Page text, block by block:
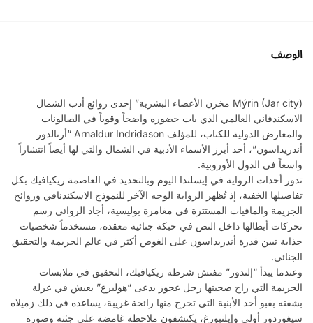
الوصف
Mýrin (Jar city) مخزن الأعضاء البشرية” إحدى روائع أدب الشمال
الاسكندفاني العالمي الذي بات حضوره واضحاً وقوياً في الصالونات
والمعارض الدولية للكتاب، للمؤلف Arnaldur Indridason “أرنالدور
أندريداسون”، أحد أبرز الأسماء الأدبية في الشمال والتي لها أيضاً انتشاراً
واسعاً في الدول الأوروبية.
تدور أحداث الرواية في إيسلندا اليوم وبالتحديد في العاصمة ريكيافيك بكل
تفاصيلها الخفية، إذ تُظهر الرواية الوجه الآخر للنموذج الاسكندنافي وروائح
الجريمة والمافيات المستترة في مغامرة بوليسية، أجاد الروائي رسم
تحركات أبطالها داخل النص في حبكة جنائية معقدة، مستخدماً شخصيات
جذابة تبين قدرة أندريداسون على الغوص أكثر في عالم الجريمة والتحقيق
الجنائي.
وعندما يبدأ “إلندور” مفتش شرطة ريكيافيك، التحقيق في ملابسات
الجريمة التي راح ضحيتها رجل عجوز يدعى “هولبرغ” يعيش في عزلة
بشقته بقبو أحد الأبنية التي تخرج منها رائحة غريبة، يساعده في ذلك زميلاه
سيغوردور أولي وإيلنبورغ، يكتشفون ملاحظة غامضة على جثته وصورة